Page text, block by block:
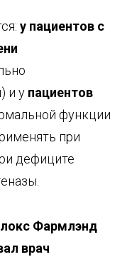
у пациентов с
и у пациентов
функции
при
дефиците
Фармлэнд
врач